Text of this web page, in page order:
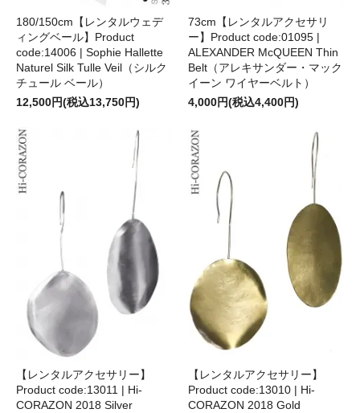
180/150cm【レンタルウェデ
ィングベール】Product
code:14006 | Sophie Hallette
Naturel Silk Tulle Veil（シルク
チュール ベール）
12,500円(税込13,750円)
73cm【レンタルアクセサリ
ー】Product code:01095 |
ALEXANDER McQUEEN Thin
Belt（アレキサンダー・マック
イーン ワイヤーベルト）
4,000円(税込4,400円)
【レンタルアクセサリー】
Product code:13011 | Hi-
CORAZON 2018 Silver
【レンタルアクセサリー】
Product code:13010 | Hi-
CORAZON 2018 Gold